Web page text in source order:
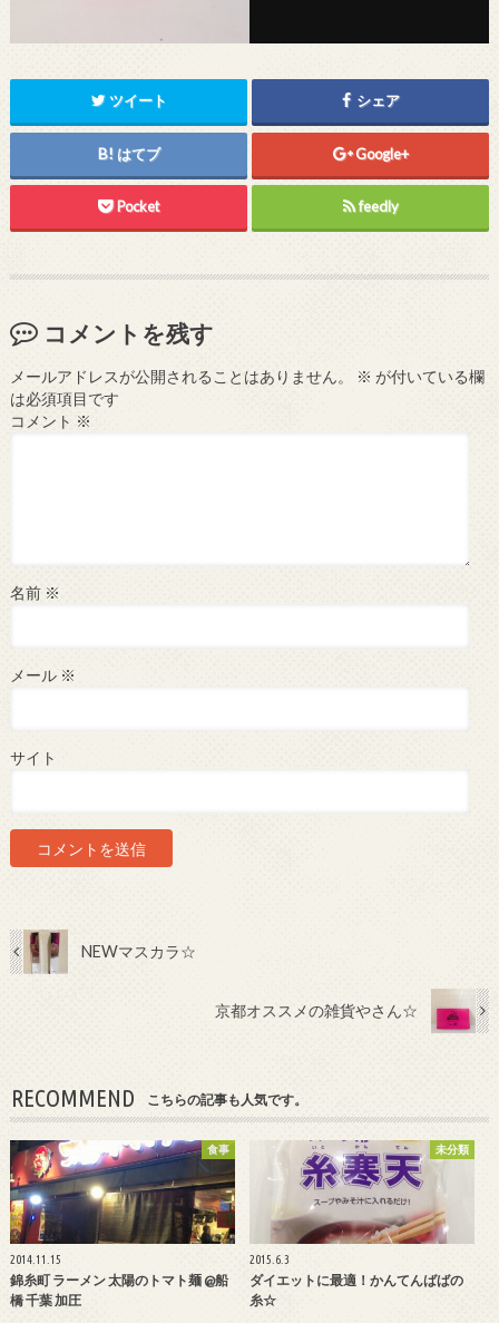
ツイート シェア
はてブ Google+
Pocket feedly
コメントを残す
メールアドレスが公開されることはありません。 ※ が付いている欄
は必須項目です
コメント ※
名前 ※
メール ※
サイト
NEWマスカラ☆
京都オススメの雑貨やさん☆
RECOMMEND こちらの記事も人気です。
食事
2014.11.15
錦糸町 ラーメン 太陽のトマト麺 @船
橋 千葉 加圧
未分類
2015.6.3
ダイエットに最適！かんてんばばの
糸☆